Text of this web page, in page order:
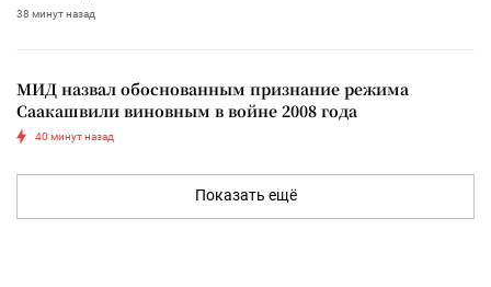
38 минут назад
МИД назвал обоснованным признание режима
Саакашвили виновным в войне 2008 года
40 минут назад
Показать ещё